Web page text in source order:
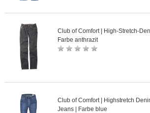
Club of Comfort | High-Stretch-
Farbe anthrazit
Club of Comfort | Highstretch
Jeans | Farbe blue